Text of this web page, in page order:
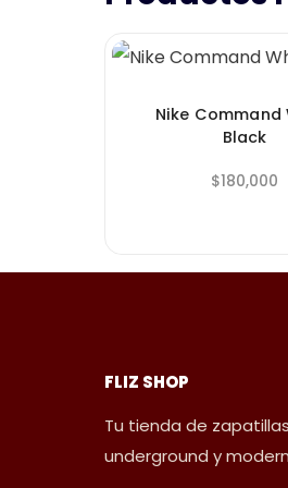
Nike Command
Black
$180,000
FLIZ SHOP
Tu tienda de
underground y